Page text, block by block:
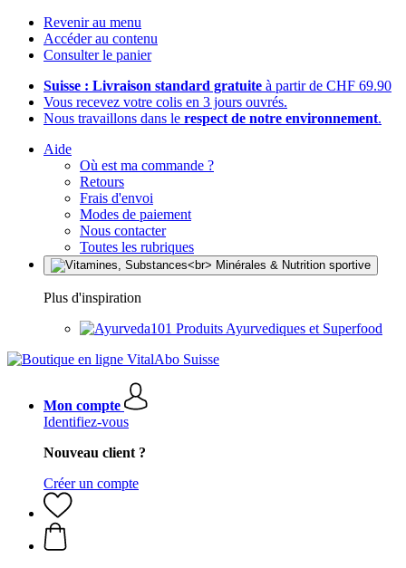
Revenir au menu
Accéder au contenu
Consulter le panier
Suisse : Livraison standard gratuite à partir de CHF 69.90
Vous recevez votre colis en 3 jours ouvrés.
Nous travaillons dans le respect de notre environnement.
Aide
Où est ma commande ?
Retours
Frais d'envoi
Modes de paiement
Nous contacter
Toutes les rubriques
Plus d'inspiration
Produits Ayurvediques et Superfood
Mon compte
Identifiez-vous
Nouveau client ?
Créer un compte